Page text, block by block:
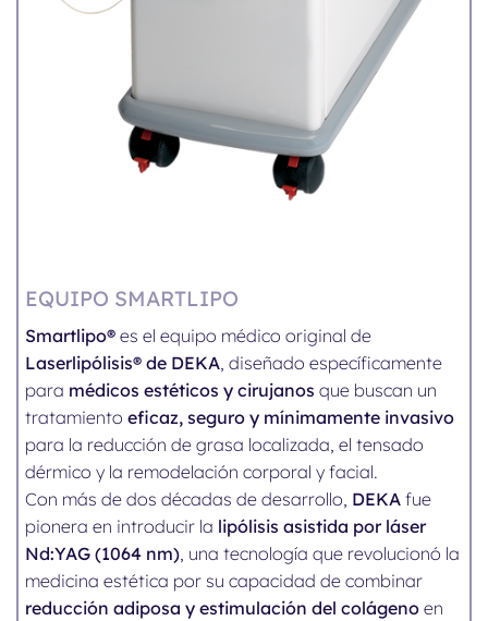
EQUIPO SMARTLIPO
Smartlipo® es el equipo médico original de
Laserlipólisis® de DEKA, diseñado específicamente
para médicos estéticos y cirujanos que buscan un
tratamientoeficaz, seguro y mínimamente invasivo
para la reducción de grasa localizada, el tensado
dérmico y la remodelación corporal y facial.
Con más de dos décadas de desarrollo, DEKA fue
pionera en introducir la lipólisis asistida por láser
Nd:YAG (1064 nm), una tecnología que revolucionó la
medicina estética por su capacidad de combinar
reducción adiposa y estimulación del colágeno en